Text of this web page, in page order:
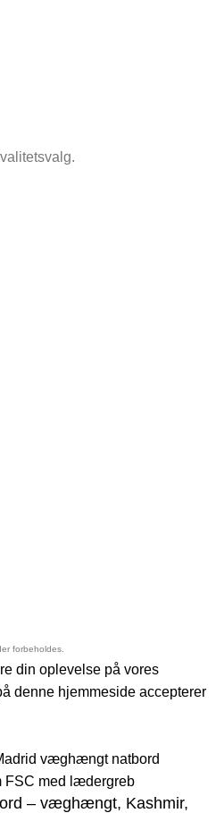
forbeholdes.
din oplevelse på vores
denne hjemmeside accepterer
– væghængt, Kashmir,